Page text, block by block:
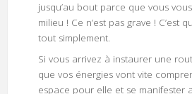
jusqu’au bout parce que vous
milieu ! Ce n’est pas grave ! C’est
tout simplement.
Si vous arrivez à instaurer une
que vos énergies vont vite
espace pour elle et se manifester